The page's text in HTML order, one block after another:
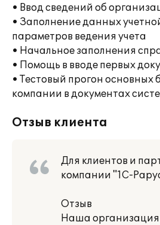
• Ввод сведений об
• Заполнение данных
параметров ведения учета
• Начальное заполнения
• Помощь в вводе первых
• Тестовый прогон основных
компании в документах
Отзыв клиента
Для клиентов и
компании "1С-
Отзыв
Наша